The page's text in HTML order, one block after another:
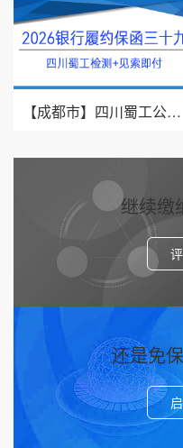
【成都市】四川蜀工公路工程试验检测有限公司/2026年银行履约保函三十九
继续缴
还是免